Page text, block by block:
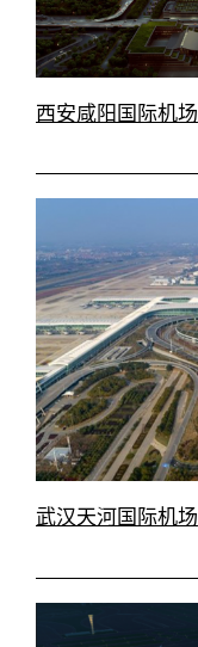
西安咸阳国际机场
武汉天河国际机场